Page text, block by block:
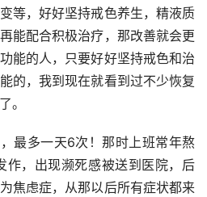
等，好好坚持戒色养生，精液质
能配合积极治疗，那改善就会更
能的人，只要好好坚持戒色和治
的，我到现在就看到过不少恢复
。
最多一天6次！那时上班常年熬
作，出现濒死感被送到医院，后
焦虑症，从那以后所有症状都来